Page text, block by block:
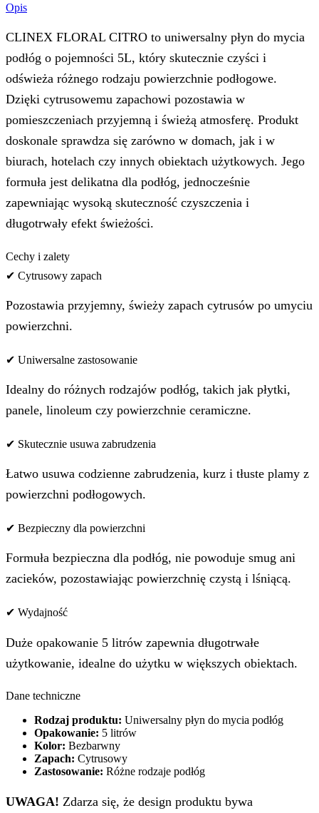
Opis
CLINEX FLORAL CITRO to uniwersalny płyn do mycia
podłóg o pojemności 5L, który skutecznie czyści i
odświeża różnego rodzaju powierzchnie podłogowe.
Dzięki cytrusowemu zapachowi pozostawia w
pomieszczeniach przyjemną i świeżą atmosferę. Produkt
doskonale sprawdza się zarówno w domach, jak i w
biurach, hotelach czy innych obiektach użytkowych. Jego
formuła jest delikatna dla podłóg, jednocześnie
zapewniając wysoką skuteczność czyszczenia i
długotrwały efekt świeżości.
Cechy i zalety
✔ Cytrusowy zapach
Pozostawia przyjemny, świeży zapach cytrusów po umyciu
powierzchni.
✔ Uniwersalne zastosowanie
Idealny do różnych rodzajów podłóg, takich jak płytki,
panele, linoleum czy powierzchnie ceramiczne.
✔ Skutecznie usuwa zabrudzenia
Łatwo usuwa codzienne zabrudzenia, kurz i tłuste plamy z
powierzchni podłogowych.
✔ Bezpieczny dla powierzchni
Formuła bezpieczna dla podłóg, nie powoduje smug ani
zacieków, pozostawiając powierzchnię czystą i lśniącą.
✔ Wydajność
Duże opakowanie 5 litrów zapewnia długotrwałe
użytkowanie, idealne do użytku w większych obiektach.
Dane techniczne
Rodzaj produktu: Uniwersalny płyn do mycia podłóg
Opakowanie: 5 litrów
Kolor: Bezbarwny
Zapach: Cytrusowy
Zastosowanie: Różne rodzaje podłóg
UWAGA! Zdarza się, że design produktu bywa